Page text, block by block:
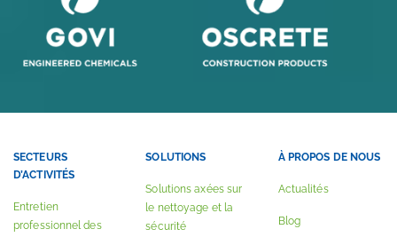
SECTEURS
D’ACTIVITÉS
Entretien
professionnel des
SOLUTIONS
Solutions axées sur
le nettoyage et la
sécurité
À PROPOS DE NOUS
Actualités
Blog